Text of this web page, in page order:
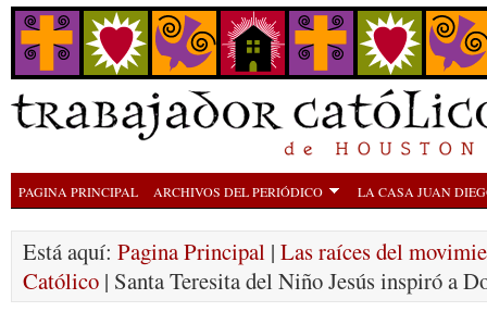
PAGINA PRINCIPAL ARCHIVOS DEL PERIÓDICO LA CASA JUAN
Está aquí: Pagina Principal | Las raíces del
Católico | Santa Teresita del Niño Jesús inspiró a